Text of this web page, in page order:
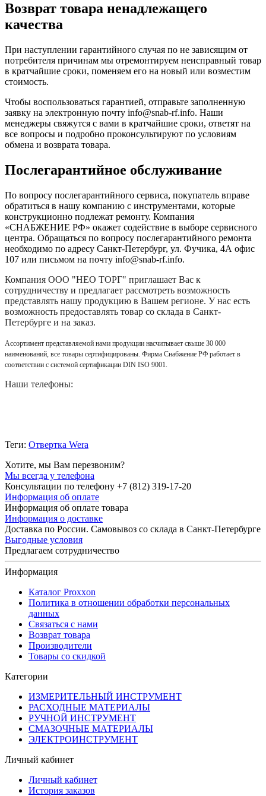
Возврат товара ненадлежащего
качества
При наступлении гарантийного случая по не зависящим от
потребителя причинам мы отремонтируем неисправный товар
в кратчайшие сроки, поменяем его на новый или возместим
стоимость.
Чтобы воспользоваться гарантией, отправьте заполненную
заявку на электронную почту info@snab-rf.info. Наши
менеджеры свяжутся с вами в кратчайшие сроки, ответят на
все вопросы и подробно проконсультируют по условиям
обмена и возврата товара.
Послегарантийное обслуживание
По вопросу послегарантийного сервиса, покупатель вправе
обратиться в нашу компанию с инструментами, которые
конструкционно подлежат ремонту. Компания
«СНАБЖЕНИЕ РФ» окажет содействие в выборе сервисного
центра. Обращаться по вопросу послегарантийного ремонта
необходимо по адресу Санкт-Петербург, ул. Фучика, 4А офис
107 или письмом на почту info@snab-rf.info.
Компания ООО "НЕО ТОРГ" приглашает Вас к
сотрудничеству и предлагает рассмотреть возможность
представлять нашу продукцию в Вашем регионе. У нас есть
возможность предоставлять товар со склада в Санкт-
Петербурге и на заказ.
Ассортимент представляемой нами продукции насчитывает свыше 30 000
наименований, все товары сертифицированы. Фирма Снабжение РФ работает в
соответствии с системой сертификации DIN ISO 9001.
Наши телефоны:
Теги: Отвертка Wera
Хотите, мы Вам перезвоним?
Мы всегда у телефона
Консультации по телефону +7 (812) 319-17-20
Информация об оплате
Информация об оплате товара
Информация о доставке
Доставка по России. Самовывоз со склада в Санкт-Петербурге
Выгодные условия
Предлагаем сотрудничество
Информация
Каталог Proxxon
Политика в отношении обработки персональных
данных
Связаться с нами
Возврат товара
Производители
Товары со скидкой
Категории
ИЗМЕРИТЕЛЬНЫЙ ИНСТРУМЕНТ
РАСХОДНЫЕ МАТЕРИАЛЫ
РУЧНОЙ ИНСТРУМЕНТ
СМАЗОЧНЫЕ МАТЕРИАЛЫ
ЭЛЕКТРОИНСТРУМЕНТ
Личный кабинет
Личный кабинет
История заказов